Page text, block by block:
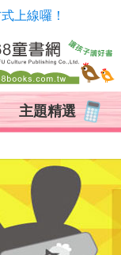
上線囉！
主題精選